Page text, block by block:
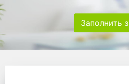
Заполнить